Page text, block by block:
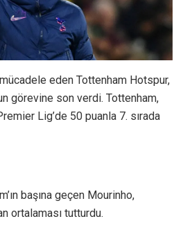
eden Tottenham Hotspur,
görevine son verdi. Tottenham,
Lig’de 50 puanla 7. sırada
başına geçen Mourinho,
ortalaması tutturdu.